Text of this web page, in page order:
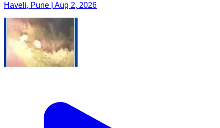
Haveli, Pune | Aug 2, 2026